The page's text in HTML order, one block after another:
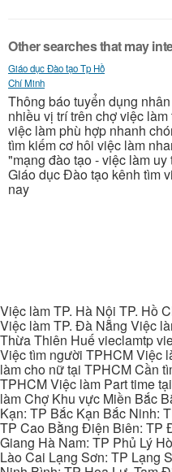
Other searches that may
Giáo dục Đào tạo Tp Hồ
Chí Minh
Thông báo tuyển dụng
nhiều vị trí trên chợ việc
việc làm phù hợp nhanh
tìm kiếm cơ hôi việc làm
"mạng đào tạo - việc làm
Giáo dục Đào tạo kênh tìm
nay
Việc làm TP. Hà Nội TP. Hồ
Việc làm TP. Đà Nẵng Việc
Thừa Thiên Huế vieclamtp
Việc tìm người TPHCM Việc
làm cho nữ tại TPHCM Cần
TPHCM Việc làm Part time
làm Chợ Khu vực Miền Bắc
Kạn: TP Bắc Kạn Bắc Ninh:
TP Cao Bằng Điện Biên: TP
Giang Hà Nam: TP Phủ Lý
Lào Cai Lạng Sơn: TP Lạng